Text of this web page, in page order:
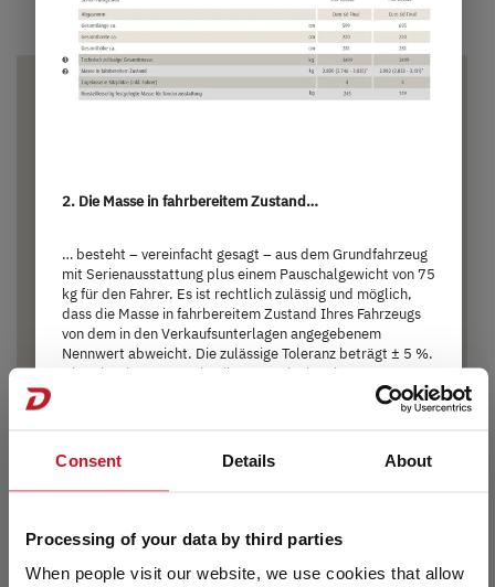
Consent Details About
Processing of your data by third parties
When people visit our website, we use cookies that allow
600 KS Active
71.090,– € 4 - 7 Personen
5,99 m
Länge Technisch zulässige Gesamtmasse
2. Die Masse in fahrbereitem Zustand…
… besteht – vereinfacht gesagt – aus dem Grundfahrzeug
mit Serienausstattung plus einem Pauschalgewicht von 75
kg für den Fahrer. Es ist rechtlich zulässig und möglich,
dass die Masse in fahrbereitem Zustand Ihres Fahrzeugs
von dem in den Verkaufsunterlagen angegebenem
Nennwert abweicht. Die zulässige Toleranz beträgt ± 5 %.
Die zulässige Spanne in Kilogramm ist im Klammerzusatz
hinter der Masse in fahrbereitem Zustand angegeben.
Fahrzeug am Bandende und teilt Ihrem Handelspartner
das Wiegeergebnis Ihres Fahrzeugs zur Weitergabe an Sie
mit. DetaillierteErläuterungen zur Masse in fahrbereitem